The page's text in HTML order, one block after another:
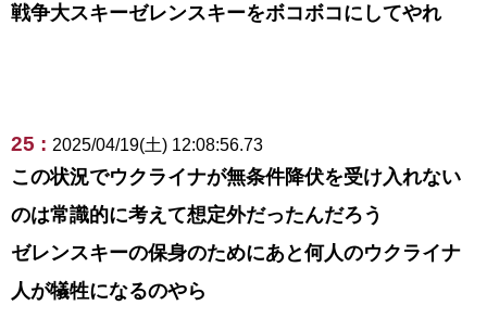
戦争大スキーゼレンスキーをボコボコにしてやれ
25 : 2025/04/19(土) 12:08:56.73
この状況でウクライナが無条件降伏を受け入れない
のは常識的に考えて想定外だったんだろう
ゼレンスキーの保身のためにあと何人のウクライナ
人が犠牲になるのやら